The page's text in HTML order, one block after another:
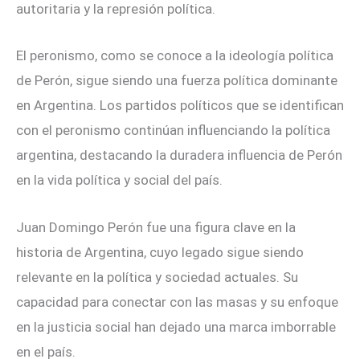
autoritaria y la represión política.
El peronismo, como se conoce a la ideología política
de Perón, sigue siendo una fuerza política dominante
en Argentina. Los partidos políticos que se identifican
con el peronismo continúan influenciando la política
argentina, destacando la duradera influencia de Perón
en la vida política y social del país.
Juan Domingo Perón fue una figura clave en la
historia de Argentina, cuyo legado sigue siendo
relevante en la política y sociedad actuales. Su
capacidad para conectar con las masas y su enfoque
en la justicia social han dejado una marca imborrable
en el país.